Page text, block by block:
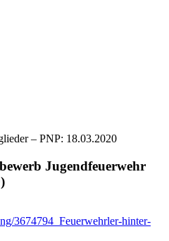
– PNP: 18.03.2020
Jugendfeuerwehr
3674794_Feuerwehrler-hinter-